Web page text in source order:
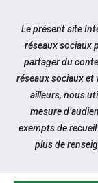
Aller au contenu
Notre
LE
Le présent site
réseaux sociaux
partager du
réseaux sociaux et
ailleurs, nous
mesure
exempts de
plus de